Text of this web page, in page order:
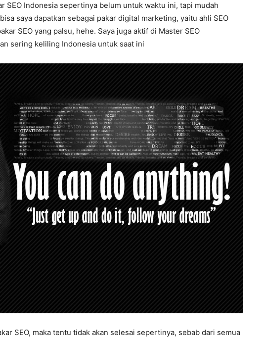
SEO Indonesia sepertinya belum untuk waktu ini, tapi mudah
saya dapatkan sebagai pakar digital marketing, yaitu ahli SEO
SEO yang palsu, hehe. Saya juga aktif di Master SEO
sering keliling Indonesia untuk saat ini
SEO, maka tentu tidak akan selesai sepertinya, sebab dari semua